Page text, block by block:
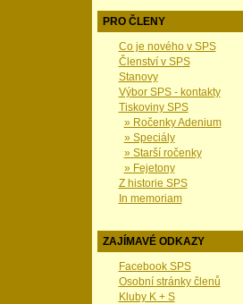
PRO ČLENY
Co je nového v SPS
Členství v SPS
Stanovy
Výbor SPS - kontakty
Tiskoviny SPS
» Ročenky Adenium
» Speciály
» Starší ročenky
» Fejetony
Z historie SPS
In memoriam
ZAJÍMAVÉ ODKAZY
Facebook SPS
Osobní stránky členů
Kluby K + S